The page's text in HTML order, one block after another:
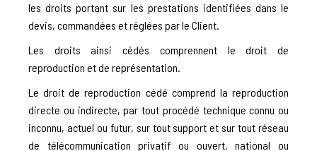
les droits portant sur les prestations identifiées dans le
devis, commandées et réglées par le Client.
Les droits ainsi cédés comprennent le droit de
reproduction et de représentation.
Le droit de reproduction cédé comprend la reproduction
directe ou indirecte, par tout procédé technique connu ou
inconnu, actuel ou futur, sur tout support et sur tout réseau
de télécommunication privatif ou ouvert, national ou